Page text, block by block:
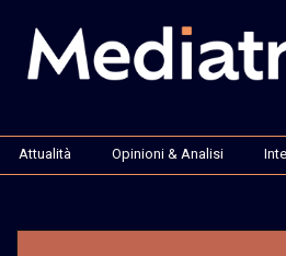
Attualità Opinioni & Analisi